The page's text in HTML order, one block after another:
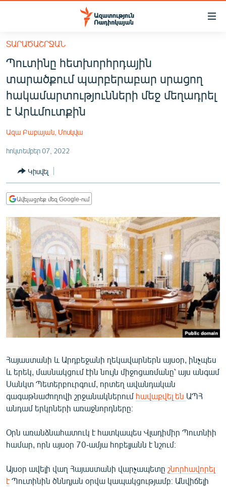
Մատչելիության
հիմնական
բովանդակությանը
հիմնական
մենյուին
Որոնում
ՀԱՅԱՍՏԱՆ
ՔԱՂԱՔԱԿԱՆ
ԸՆՏՐՈՒԹՅՈՒՆՆԵՐ 2026
ՊԱՏԵՐԱԶՄԻ 6 ՇԱԲԱԹՆԵՐԸ
ՏԱՐԱԾԱՇՐՋԱՆ
ՄԻՋԱԶԳԱՅԻՆ
ՄՇԱԿՈՒՅԹ
ՍՊՈՐՏ
ՄԵԿՆԱԲԱՆՈՒԹՅՈՒՆ
ՏՏ ԵՒ ԻՆՏԵՐՆԵՏ
ԿՈՐՈՆԱՎԻՐՈՒՍ
ՏԵՍԱՆՅՈՒԹԵՐ
ԲԱՆԱՎԵՃ
ՁԳՏԵԼՈՎ ԼԱՎԱԳՈՒՅՆԻՆ
ՓՈԴՔԱՍԹ
Հայերեն
Русский
ՏԱՐԱԾԱՇՐՋԱՆ
Պուտինը հետխորհրդային
տարածքում պարբերաբար սրացող
հակամարտությունների մեջ մեղադրել
է Արևմուտքին
Ազա Բաբայան, Մոսկվա
հոկտեմբեր 07, 2022
Կիսվել
Ավելացրեք մեզ Google-ում
Հայաստանի և Արդբեջանի ղեկավարներն այսօր, ինչպես
և երեկ, մասնակցում էին նույն միջոցառմանը՝ այս անգամ
Սանկտ Պետերբուրգում, որտեղ ավանդական
գագաթնաժողովի շրջանակներում հավաքվել են ԱՊՀ
անդամ երկրների առաջնորդները։
Օրն առանձնահատուկ է հատկապես Վլադիմիր Պուտնիի
համար, որն այսօր 70-ամյա հոբելյանն է նշում։
Այսօր ավելի վաղ Հայաստանի վարչապետը շնորհավորել
էՊուտինին ծննդյան օրվա կապակցությամբ։ Անվիճելի